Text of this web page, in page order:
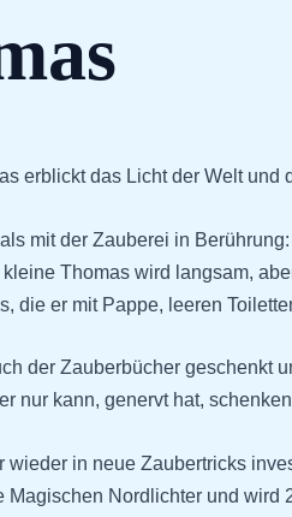
erblickt das Licht der Welt
mit der Zauberei in
Thomas wird langsam,
die er mit Pappe, leeren
der Zauberbücher geschenkt
nur kann, genervt hat,
wieder in neue Zaubertricks
Nordlichter und